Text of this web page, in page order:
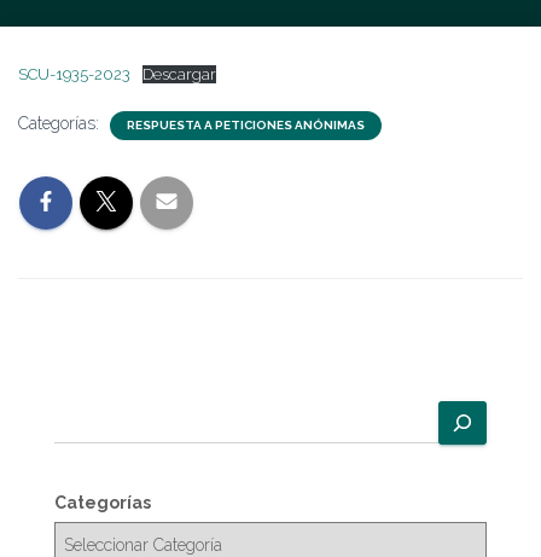
SCU-1935-2023 Descargar
Categorías: RESPUESTA A PETICIONES ANÓNIMAS
u
c
a
Categorías